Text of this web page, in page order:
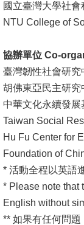
學
輔
捐
款
國立臺灣大學社會
NTU College of
協辦單位 Co-
臺灣韌性社會研究
胡佛東亞民主研究
中華文化永續發展
Taiwan Social
Hu Fu Center for
Foundation of
* 活動全程以英語
* Please note that
English without
** 如果有任何問題